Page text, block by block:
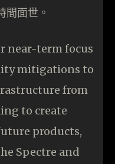
間面世。
near-term focus
mitigations to
from
to create
products,
Spectre and